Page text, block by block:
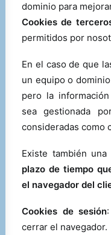
dominio para
Cookies de
permitidos por
En el caso de que
un equipo o
pero la
sea gestionada
consideradas como
Existe también una
plazo de tiempo
el navegador del
Cookies de sesión
cerrar el navegador.